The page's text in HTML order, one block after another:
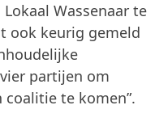
Wassenaar te
ook keurig gemeld
partijen om
te komen”.